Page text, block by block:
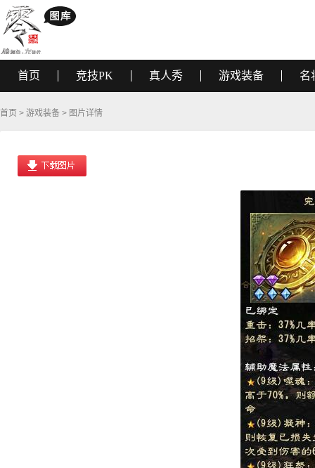
首页 竞技PK 真人秀 游戏装备 名
首页 > 游戏装备 > 图片详情